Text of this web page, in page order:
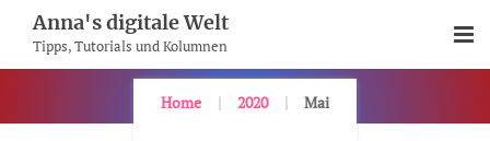
Content
Anna's digitale Welt
Tipps, Tutorials und Kolumnen
Home 2020 Mai